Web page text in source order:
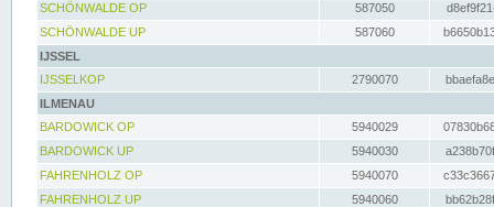
SCHÖNWALDE OP
587050
SCHÖNWALDE UP
587060
IJSSEL
IJSSELKOP
2790070
ILMENAU
BARDOWICK OP
5940029
BARDOWICK UP
5940030
FAHRENHOLZ OP
5940070
FAHRENHOLZ UP
5940060